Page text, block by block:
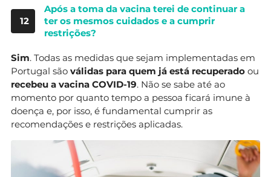
12
Após a toma da vacina terei de continuar a
ter os mesmos cuidados e a cumprir
restrições?
Sim. Todas as medidas que sejam implementadas em
Portugal são válidas para quem já está recuperado ou
recebeu a vacina COVID-19. Não se sabe até ao
momento por quanto tempo a pessoa ficará imune à
doença e, por isso, é fundamental cumprir as
recomendações e restrições aplicadas.